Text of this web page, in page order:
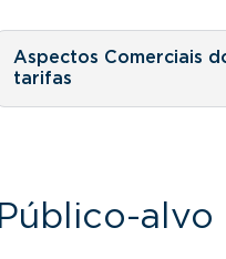
Aspectos Comerciais
tarifas
Público-alvo